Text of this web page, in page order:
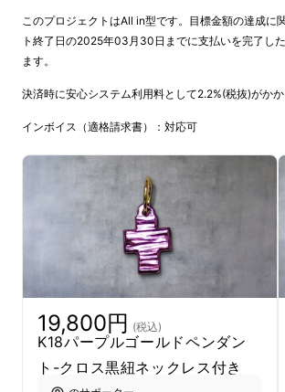
とうございます。
This project is also available to
living in Japan. Please contact
このプロジェクトはAll in型です。目標金額の達成に
ト終了日の2025年03月30日までに支払いを完了し
ます。
決済時に安心システム利用料として2.2%(税抜)がかか
インボイス（適格請求書）：対応可
19,800円 (税込)
K18パープルゴールドペンダン
ト-クロス黒紐ネックレス付き